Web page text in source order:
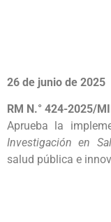
26 de junio de 2025
RM N.° 424-2025/
Aprueba la
Investigación en
salud pública e